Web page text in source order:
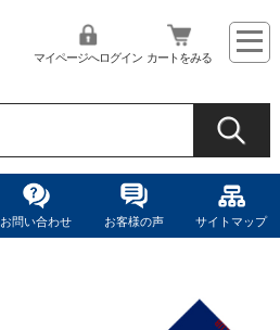
マイページへログイン カートをみる
お問い合わせ お客様の声 サイトマップ